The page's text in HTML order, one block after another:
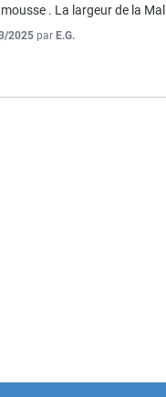
. La largeur de la
2025 par E.G.